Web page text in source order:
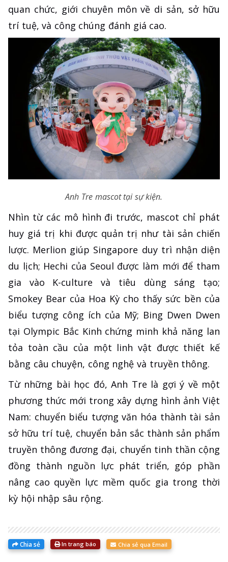
quan chức, giới chuyên môn về di sản, sở hữu
trí tuệ, và công chúng đánh giá cao.
Anh Tre mascot tại sự kiện.
Nhìn từ các mô hình đi trước, mascot chỉ phát
huy giá trị khi được quản trị như tài sản chiến
lược. Merlion giúp Singapore duy trì nhận diện
du lịch; Hechi của Seoul được làm mới để tham
gia vào K-culture và tiêu dùng sáng tạo;
Smokey Bear của Hoa Kỳ cho thấy sức bền của
biểu tượng công ích của Mỹ; Bing Dwen Dwen
tại Olympic Bắc Kinh chứng minh khả năng lan
tỏa toàn cầu của một linh vật được thiết kế
bằng câu chuyện, công nghệ và truyền thông.
Từ những bài học đó, Anh Tre là gợi ý về một
phương thức mới trong xây dựng hình ảnh Việt
Nam: chuyển biểu tượng văn hóa thành tài sản
sở hữu trí tuệ, chuyển bản sắc thành sản phẩm
truyền thông đương đại, chuyển tinh thần cộng
đồng thành nguồn lực phát triển, góp phần
nâng cao quyền lực mềm quốc gia trong thời
kỳ hội nhập sâu rộng.
Chia sẻ In trang báo Chia sẻ qua Email